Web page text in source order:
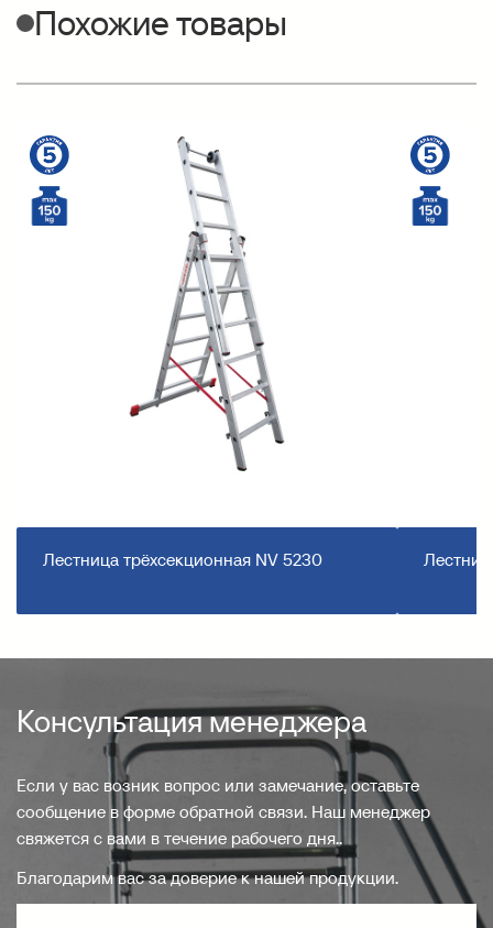
Похожие товары
Лестница трёхсекционная NV 5230
Консультация менеджера
Если у вас возник вопрос или замечание, оставьте
сообщение в форме обратной связи. Наш менеджер
свяжется с вами в течение рабочего дня..
Благодарим вас за доверие к нашей продукции.